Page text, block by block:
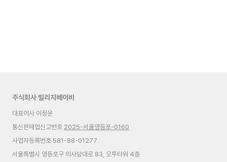
주식회사 빌리지베이비
대표이사 이정윤
통신판매업신고번호 2025-서울영등포-0160
사업자등록번호 581-88-01277
서울특별시 영등포구 의사당대로 83, 오투타워 4층